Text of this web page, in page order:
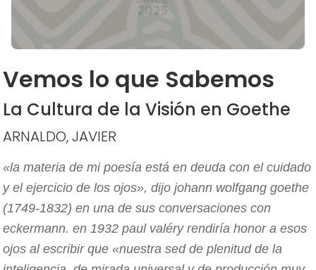
Vemos lo que Sabemos
La Cultura de la Visión en Goethe
ARNALDO, JAVIER
«la materia de mi poesía está en deuda con el cuidado
y el ejercicio de los ojos», dijo johann wolfgang goethe
(1749-1832) en una de sus conversaciones con
eckermann. en 1932 paul valéry rendiría honor a esos
ojos al escribir que «nuestra sed de plenitud de la